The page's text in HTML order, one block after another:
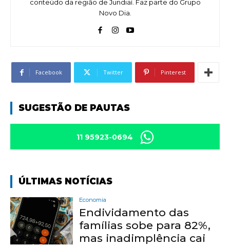
conteúdo da região de Jundiaí. Faz parte do Grupo
Novo Dia.
Facebook Twitter Pinterest
SUGESTÃO DE PAUTAS
11 95923-0694
ÚLTIMAS NOTÍCIAS
Economia
Endividamento das
famílias sobe para 82%,
mas inadimplência cai